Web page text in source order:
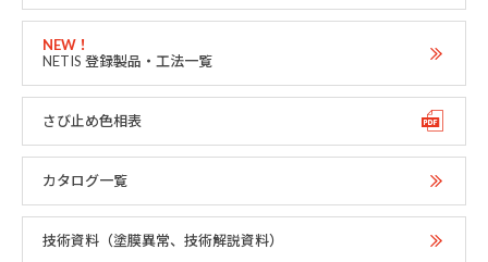
NETIS 登録製品・工法一覧
さび止め色相表
カタログ一覧
技術資料（塗膜異常、技術解説資料）